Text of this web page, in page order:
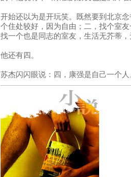
开始还以为是开玩笑。既然要到北京
个住处较好，因为自由；二，找个室
找一个也是同志的室友，生活无芥蒂
他还有四。
苏杰闪闪眼说：四，康强是自己一个人